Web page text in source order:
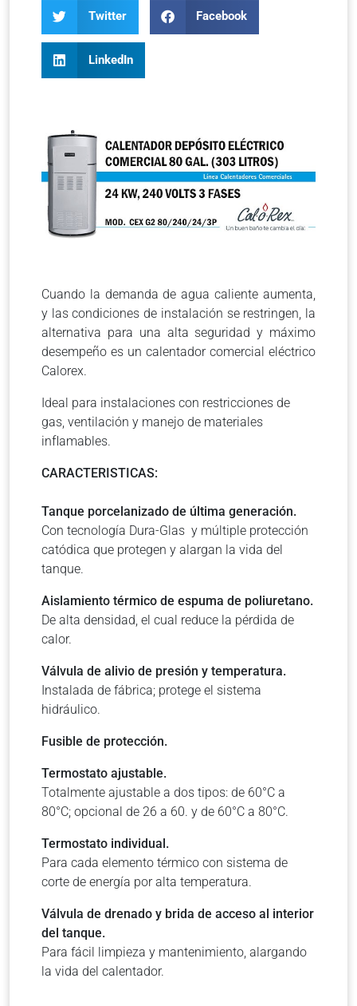
Twitter Facebook
LinkedIn
Cuando la demanda de agua caliente aumenta,
y las condiciones de instalación se restringen, la
alternativa para una alta seguridad y máximo
desempeño es un calentador comercial eléctrico
Calorex.
Ideal para instalaciones con restricciones de
gas, ventilación y manejo de materiales
inﬂamables.
CARACTERISTICAS:
Tanque porcelanizado de última generación.
Con tecnología Dura-Glas y múltiple protección
catódica que protegen y alargan la vida del
tanque.
Aislamiento térmico de espuma de poliuretano.
De alta densidad, el cual reduce la pérdida de
calor.
Válvula de alivio de presión y temperatura.
Instalada de fábrica; protege el sistema
hidráulico.
Fusible de protección.
Termostato ajustable.
Totalmente ajustable a dos tipos: de 60°C a
80°C; opcional de 26 a 60. y de 60°C a 80°C.
Termostato individual.
Para cada elemento térmico con sistema de
corte de energía por alta temperatura.
Válvula de drenado y brida de acceso al interior
del tanque.
Para fácil limpieza y mantenimiento, alargando
la vida del calentador.